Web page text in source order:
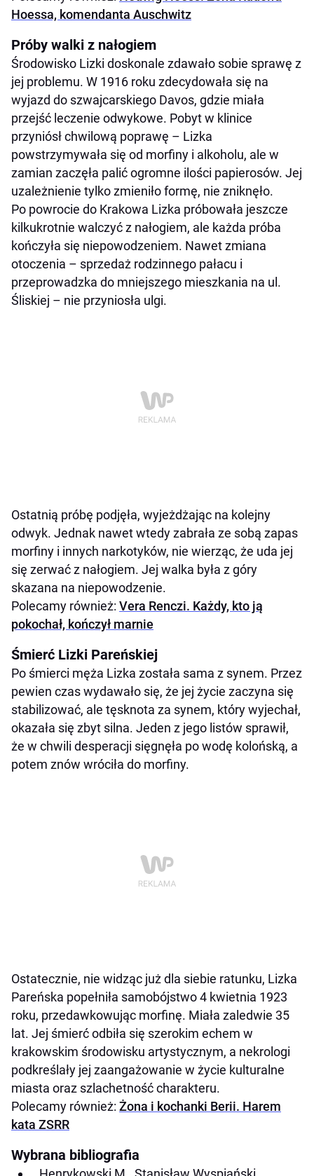
Hoessa, komendanta Auschwitz
Próby walki z nałogiem
Środowisko Lizki doskonale zdawało sobie sprawę z
jej problemu. W 1916 roku zdecydowała się na
wyjazd do szwajcarskiego Davos, gdzie miała
przejść leczenie odwykowe. Pobyt w klinice
przyniósł chwilową poprawę – Lizka
powstrzymywała się od morfiny i alkoholu, ale w
zamian zaczęła palić ogromne ilości papierosów. Jej
uzależnienie tylko zmieniło formę, nie zniknęło.
Po powrocie do Krakowa Lizka próbowała jeszcze
kilkukrotnie walczyć z nałogiem, ale każda próba
kończyła się niepowodzeniem. Nawet zmiana
otoczenia – sprzedaż rodzinnego pałacu i
przeprowadzka do mniejszego mieszkania na ul.
Śliskiej – nie przyniosła ulgi.
Ostatnią próbę podjęła, wyjeżdżając na kolejny
odwyk. Jednak nawet wtedy zabrała ze sobą zapas
morfiny i innych narkotyków, nie wierząc, że uda jej
się zerwać z nałogiem. Jej walka była z góry
skazana na niepowodzenie.
Polecamy również: Vera Renczi. Każdy, kto ją
pokochał, kończył marnie
Śmierć Lizki Pareńskiej
Po śmierci męża Lizka została sama z synem. Przez
pewien czas wydawało się, że jej życie zaczyna się
stabilizować, ale tęsknota za synem, który wyjechał,
okazała się zbyt silna. Jeden z jego listów sprawił,
że w chwili desperacji sięgnęła po wodę kolońską, a
potem znów wróciła do morfiny.
Ostatecznie, nie widząc już dla siebie ratunku, Lizka
Pareńska popełniła samobójstwo 4 kwietnia 1923
roku, przedawkowując morfinę. Miała zaledwie 35
lat. Jej śmierć odbiła się szerokim echem w
krakowskim środowisku artystycznym, a nekrologi
podkreślały jej zaangażowanie w życie kulturalne
miasta oraz szlachetność charakteru.
Polecamy również: Żona i kochanki Berii. Harem
kata ZSRR
Wybrana bibliografia